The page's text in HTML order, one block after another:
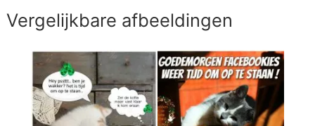
Vergelijkbare afbeeldingen